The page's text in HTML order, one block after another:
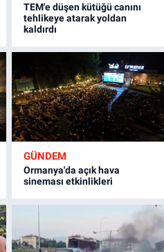
TEM'e düşen kütüğü canını
tehlikeye atarak yoldan
kaldırdı
GÜNDEM
Ormanya'da açık hava
sineması etkinlikleri